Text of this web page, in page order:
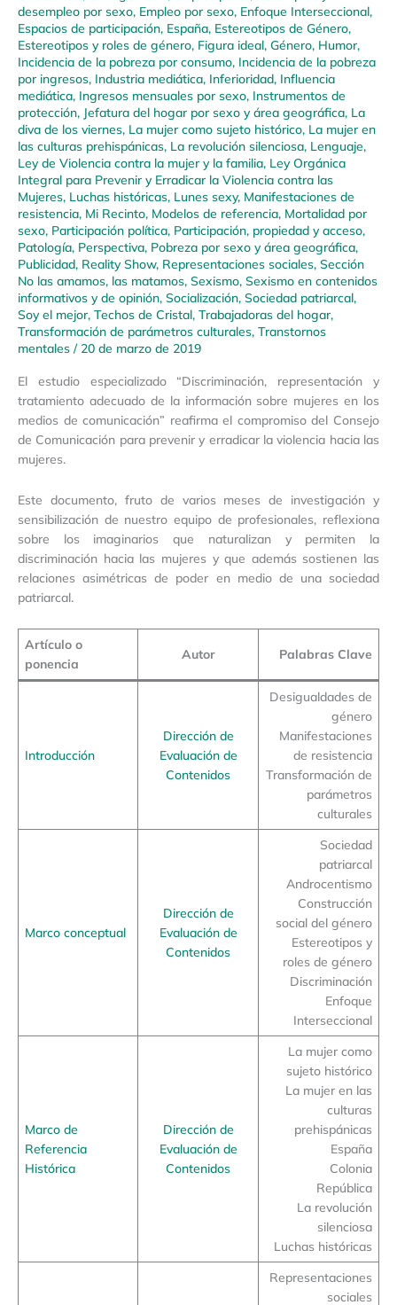
desempleo por sexo, Empleo por sexo, Enfoque Interseccional,
Espacios de participación, España, Estereotipos de Género,
Estereotipos y roles de género, Figura ideal, Género, Humor,
Incidencia de la pobreza por consumo, Incidencia de la pobreza
por ingresos, Industria mediática, Inferioridad, Influencia
mediática, Ingresos mensuales por sexo, Instrumentos de
protección, Jefatura del hogar por sexo y área geográfica, La
diva de los viernes, La mujer como sujeto histórico, La mujer en
las culturas prehispánicas, La revolución silenciosa, Lenguaje,
Ley de Violencia contra la mujer y la familia, Ley Orgánica
Integral para Prevenir y Erradicar la Violencia contra las
Mujeres, Luchas históricas, Lunes sexy, Manifestaciones de
resistencia, Mi Recinto, Modelos de referencia, Mortalidad por
sexo, Participación política, Participación, propiedad y acceso,
Patología, Perspectiva, Pobreza por sexo y área geográfica,
Publicidad, Reality Show, Representaciones sociales, Sección
No las amamos, las matamos, Sexismo, Sexismo en contenidos
informativos y de opinión, Socialización, Sociedad patriarcal,
Soy el mejor, Techos de Cristal, Trabajadoras del hogar,
Transformación de parámetros culturales, Transtornos
mentales / 20 de marzo de 2019
El estudio especializado “Discriminación, representación y
tratamiento adecuado de la información sobre mujeres en los
medios de comunicación” reafirma el compromiso del Consejo
de Comunicación para prevenir y erradicar la violencia hacia las
mujeres.
Este documento, fruto de varios meses de investigación y
sensibilización de nuestro equipo de profesionales, reflexiona
sobre los imaginarios que naturalizan y permiten la
discriminación hacia las mujeres y que además sostienen las
relaciones asimétricas de poder en medio de una sociedad
patriarcal.
Artículo o
ponencia
Autor Palabras Clave
Introducción
Dirección de
Evaluación de
Contenidos
Desigualdades de
género
Manifestaciones
de resistencia
Transformación de
parámetros
culturales
Marco conceptual
Dirección de
Evaluación de
Contenidos
Sociedad
patriarcal
Androcentismo
Construcción
social del género
Estereotipos y
roles de género
Discriminación
Enfoque
Interseccional
Marco de
Referencia
Histórica
Dirección de
Evaluación de
Contenidos
La mujer como
sujeto histórico
La mujer en las
culturas
prehispánicas
España
Colonia
República
La revolución
silenciosa
Luchas históricas
Representaciones
sociales